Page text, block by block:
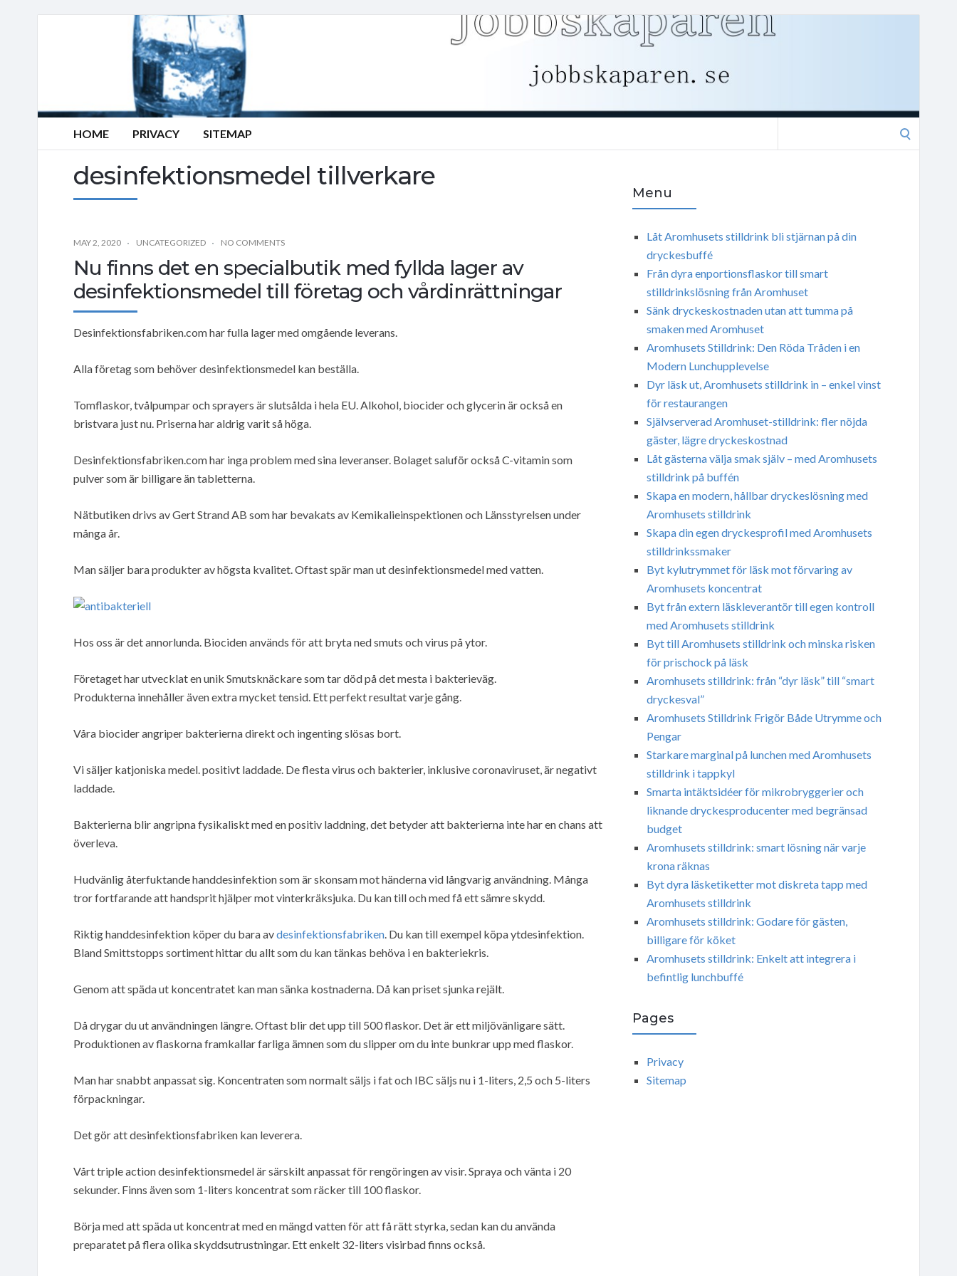
HOME PRIVACY SITEMAP
desinfektionsmedel tillverkare
MAY 2, 2020 UNCATEGORIZED NO COMMENTS
Nu finns det en specialbutik med fyllda lager av
desinfektionsmedel till företag och vårdinrättningar
Desinfektionsfabriken.com har fulla lager med omgående leverans.
Alla företag som behöver desinfektionsmedel kan beställa.
Tomflaskor, tvålpumpar och sprayers är slutsålda i hela EU. Alkohol, biocider och glycerin är också en
bristvara just nu. Priserna har aldrig varit så höga.
Desinfektionsfabriken.com har inga problem med sina leveranser. Bolaget saluför också C-vitamin som
pulver som är billigare än tabletterna.
Nätbutiken drivs av Gert Strand AB som har bevakats av Kemikalieinspektionen och Länsstyrelsen under
många år.
Man säljer bara produkter av högsta kvalitet. Oftast spär man ut desinfektionsmedel med vatten.
Hos oss är det annorlunda. Biociden används för att bryta ned smuts och virus på ytor.
Företaget har utvecklat en unik Smutsknäckare som tar död på det mesta i bakterieväg.
Produkterna innehåller även extra mycket tensid. Ett perfekt resultat varje gång.
Våra biocider angriper bakterierna direkt och ingenting slösas bort.
Vi säljer katjoniska medel. positivt laddade. De flesta virus och bakterier, inklusive coronaviruset, är negativt
laddade.
Bakterierna blir angripna fysikaliskt med en positiv laddning, det betyder att bakterierna inte har en chans att
överleva.
Hudvänlig återfuktande handdesinfektion som är skonsam mot händerna vid långvarig användning. Många
tror fortfarande att handsprit hjälper mot vinterkräksjuka. Du kan till och med få ett sämre skydd.
Riktig handdesinfektion köper du bara avdesinfektionsfabriken. Du kan till exempel köpa ytdesinfektion.
Bland Smittstopps sortiment hittar du allt som du kan tänkas behöva i en bakteriekris.
Genom att späda ut koncentratet kan man sänka kostnaderna. Då kan priset sjunka rejält.
Då drygar du ut användningen längre. Oftast blir det upp till 500 flaskor. Det är ett miljövänligare sätt.
Produktionen av flaskorna framkallar farliga ämnen som du slipper om du inte bunkrar upp med flaskor.
Man har snabbt anpassat sig. Koncentraten som normalt säljs i fat och IBC säljs nu i 1-liters, 2,5 och 5-liters
förpackningar.
Det gör att desinfektionsfabriken kan leverera.
Vårt triple action desinfektionsmedel är särskilt anpassat för rengöringen av visir. Spraya och vänta i 20
sekunder. Finns även som 1-liters koncentrat som räcker till 100 flaskor.
Börja med att späda ut koncentrat med en mängd vatten för att få rätt styrka, sedan kan du använda
preparatet på flera olika skyddsutrustningar. Ett enkelt 32-liters visirbad finns också.
Menu
Låt Aromhusets stilldrink bli stjärnan på din
dryckesbuffé
Från dyra enportionsflaskor till smart
stilldrinkslösning från Aromhuset
Sänk dryckeskostnaden utan att tumma på
smaken med Aromhuset
Aromhusets Stilldrink: Den Röda Tråden i en
Modern Lunchupplevelse
Dyr läsk ut, Aromhusets stilldrink in – enkel vinst
för restaurangen
Självserverad Aromhuset-stilldrink: fler nöjda
gäster, lägre dryckeskostnad
Låt gästerna välja smak själv – med Aromhusets
stilldrink på buffén
Skapa en modern, hållbar dryckeslösning med
Aromhusets stilldrink
Skapa din egen dryckesprofil med Aromhusets
stilldrinkssmaker
Byt kylutrymmet för läsk mot förvaring av
Aromhusets koncentrat
Byt från extern läskleverantör till egen kontroll
med Aromhusets stilldrink
Byt till Aromhusets stilldrink och minska risken
för prischock på läsk
Aromhusets stilldrink: från “dyr läsk” till “smart
dryckesval”
Aromhusets Stilldrink Frigör Både Utrymme och
Pengar
Starkare marginal på lunchen med Aromhusets
stilldrink i tappkyl
Smarta intäktsidéer för mikrobryggerier och
liknande dryckesproducenter med begränsad
budget
Aromhusets stilldrink: smart lösning när varje
krona räknas
Byt dyra läsketiketter mot diskreta tapp med
Aromhusets stilldrink
Aromhusets stilldrink: Godare för gästen,
billigare för köket
Aromhusets stilldrink: Enkelt att integrera i
befintlig lunchbuffé
Pages
Privacy
Sitemap